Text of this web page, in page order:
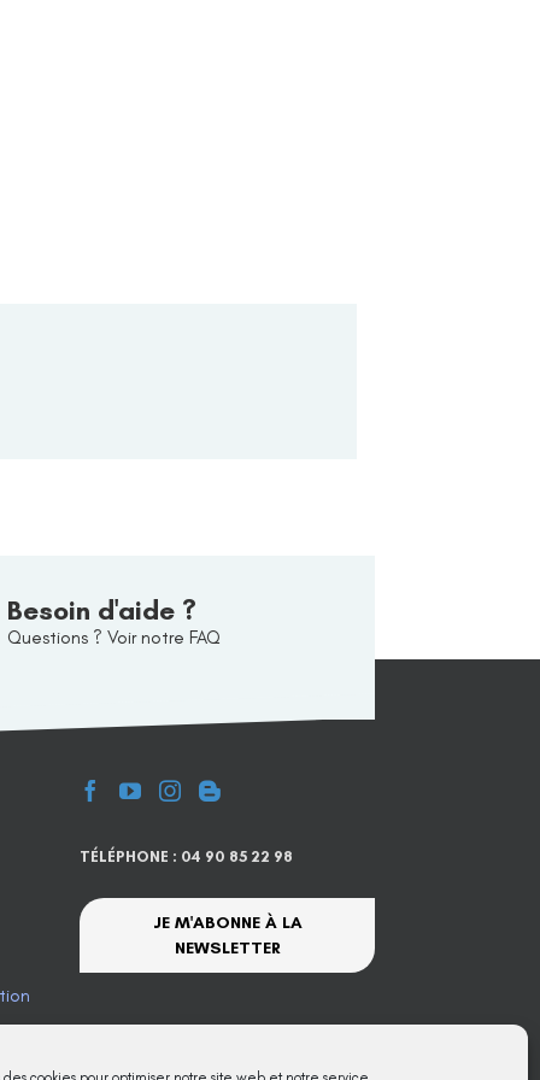
Besoin d'aide ?
Questions ? Voir notre FAQ
TÉLÉPHONE : 04 90 85 22 98
JE M'ABONNE À LA
NEWSLETTER